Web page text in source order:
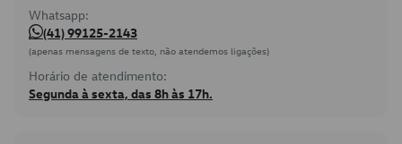
Whatsapp:
(41) 99125-2143
(apenas mensagens de texto, não atendemos ligações)
Horário de atendimento:
Segunda à sexta, das 8h às 17h.